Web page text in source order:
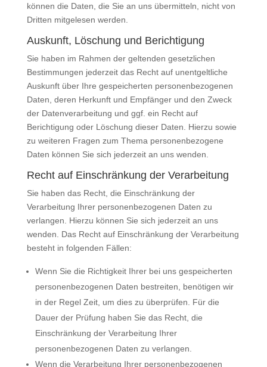
können die Daten, die Sie an uns übermitteln, nicht von
Dritten mitgelesen werden.
Auskunft, Löschung und Berichtigung
Sie haben im Rahmen der geltenden gesetzlichen
Bestimmungen jederzeit das Recht auf unentgeltliche
Auskunft über Ihre gespeicherten personenbezogenen
Daten, deren Herkunft und Empfänger und den Zweck
der Datenverarbeitung und ggf. ein Recht auf
Berichtigung oder Löschung dieser Daten. Hierzu sowie
zu weiteren Fragen zum Thema personenbezogene
Daten können Sie sich jederzeit an uns wenden.
Recht auf Einschränkung der Verarbeitung
Sie haben das Recht, die Einschränkung der
Verarbeitung Ihrer personenbezogenen Daten zu
verlangen. Hierzu können Sie sich jederzeit an uns
wenden. Das Recht auf Einschränkung der Verarbeitung
besteht in folgenden Fällen:
Wenn Sie die Richtigkeit Ihrer bei uns gespeicherten
personenbezogenen Daten bestreiten, benötigen wir
in der Regel Zeit, um dies zu überprüfen. Für die
Dauer der Prüfung haben Sie das Recht, die
Einschränkung der Verarbeitung Ihrer
personenbezogenen Daten zu verlangen.
Wenn die Verarbeitung Ihrer personenbezogenen